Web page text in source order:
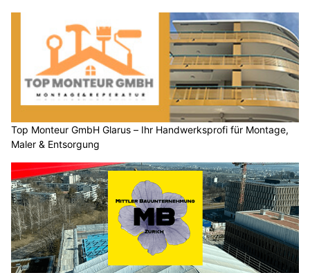
Top Monteur GmbH Glarus – Ihr Handwerksprofi für Montage,
Maler & Entsorgung